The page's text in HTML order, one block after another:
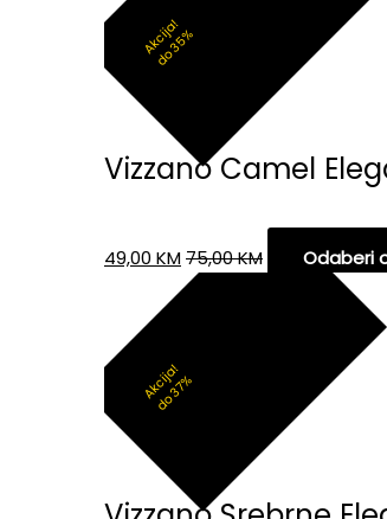
Akcija!
do 35%
Vizzano Camel
49,00 KM75,00KM Odaberi
Akcija!
do 37%